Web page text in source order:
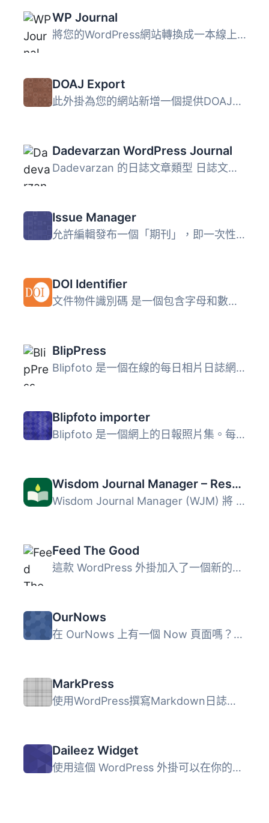
WP Journal
將您的WordPress網站轉換成一本線上雜誌！ 發布日誌或報紙，...
DOAJ Export
此外掛為您的網站新增一個提供DOAJ文章XML格式方案的訂閱服務...
Dadevarzan WordPress Journal
Dadevarzan 的日誌文章類型 日誌文章類型 日誌自定欄位 日誌...
Issue Manager
允許編輯發布一個「期刊」，即一次性將指定類別的所有待審文...
DOI Identifier
文件物件識別碼 是一個包含字母和數字的字串，用來識別物件及...
BlipPress
Blipfoto 是一個在線的每日相片日誌網站，你可以每天上傳一張...
Blipfoto importer
Blipfoto 是一個網上的日報照片集。每天您都可以上傳一張照片...
Wisdom Journal Manager – Research Paper/Process Management
Wisdom Journal Manager (WJM) 將 WordPress 轉變為完整的學...
Feed The Good
這款 WordPress 外掛加入了一個新的文章類型，讓你快速且私密...
OurNows
在 OurNows 上有一個 Now 頁面嗎？現在就把你的 Now 頁面嵌入...
MarkPress
使用WordPress撰寫Markdown日誌筆記。 這外掛有什麼功能？ ...
Daileez Widget
使用這個 WordPress 外掛可以在你的部落格側邊欄顯示來自 Dai...